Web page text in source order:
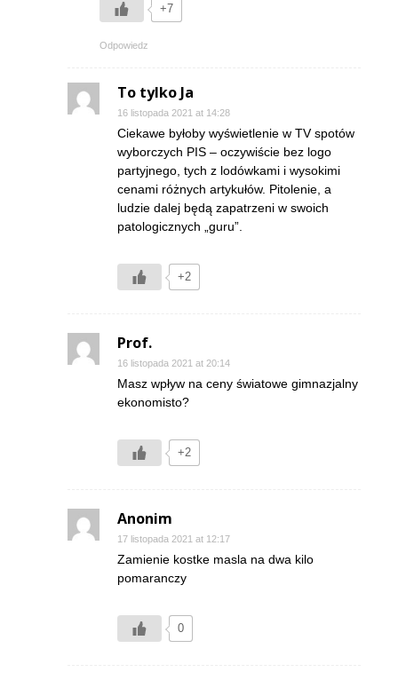
+7
Odpowiedz
To tylko Ja
16 listopada 2021 at 14:28
Ciekawe byłoby wyświetlenie w TV spotów
wyborczych PIS – oczywiście bez logo
partyjnego, tych z lodówkami i wysokimi
cenami różnych artykułów. Pitolenie, a
ludzie dalej będą zapatrzeni w swoich
patologicznych „guru”.
+2
Prof.
16 listopada 2021 at 20:14
Masz wpływ na ceny światowe gimnazjalny
ekonomisto?
+2
Anonim
17 listopada 2021 at 12:17
Zamienie kostke masla na dwa kilo
pomaranczy
0